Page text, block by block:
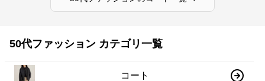
50代ファッション カテゴリ一覧
コート